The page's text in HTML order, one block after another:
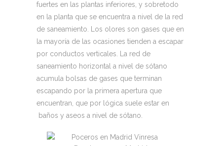
fuertes en las plantas inferiores, y sobretodo
en la planta que se encuentra a nivel de la red
de saneamiento. Los olores son gases que en
la mayoría de las ocasiones tienden a escapar
por conductos verticales. La red de
saneamiento horizontal a nivel de sótano
acumula bolsas de gases que terminan
escapando por la primera apertura que
encuentran, que por lógica suele estar en
baños y aseos a nivel de sótano.